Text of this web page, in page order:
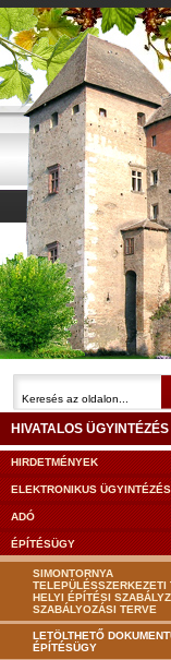
HIVATALOS ÜGYINTÉZÉS
HIRDETMÉNYEK
ELEKTRONIKUS ÜGYINTÉZÉS
ADÓ
ÉPÍTÉSÜGY
SIMONTORNYA
TELEPÜLÉSSZERKEZETI
HELYI ÉPÍTÉSI
SZABÁLYOZÁSI TERVE
LETÖLTHETŐ
ÉPÍTÉSÜGY